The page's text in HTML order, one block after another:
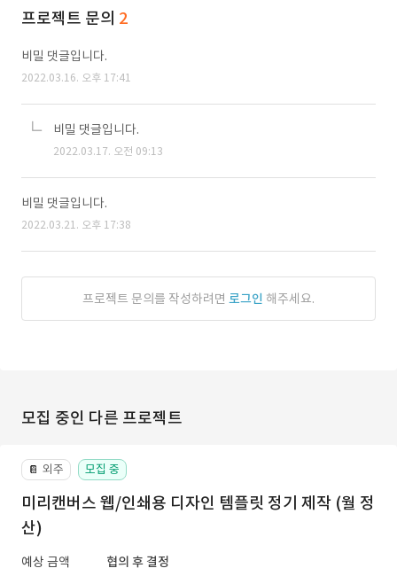
프로젝트 문의 2
비밀 댓글입니다.
2022.03.16. 오후 17:41
비밀 댓글입니다.
2022.03.17. 오전 09:13
비밀 댓글입니다.
2022.03.21. 오후 17:38
프로젝트 문의를 작성하려면 로그인 해주세요.
모집 중인 다른 프로젝트
📔 외주 모집 중
미리캔버스 웹/인쇄용 디자인 템플릿 정기 제작 (월 정
산)
예상 금액
협의 후 결정